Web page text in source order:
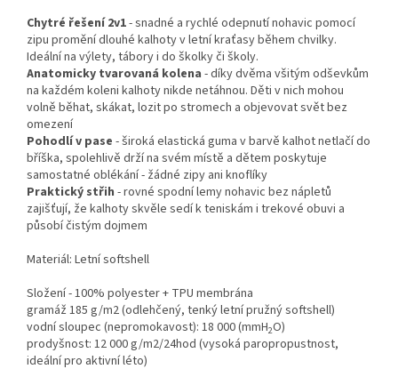
Chytré řešení 2v1- snadné a rychlé odepnutí nohavic pomocí
zipu promění dlouhé kalhoty v letní kraťasy během chvilky.
Ideální na výlety, tábory i do školky či školy.
Anatomicky tvarovaná kolena - díky dvěma všitým odševkům
na každém koleni kalhoty nikde netáhnou. Děti v nich mohou
volně běhat, skákat, lozit po stromech a objevovat svět bez
omezení
Pohodlí v pase - široká elastická guma v barvě kalhot netlačí do
bříška, spolehlivě drží na svém místě a dětem poskytuje
samostatné oblékání - žádné zipy ani knoflíky
Praktický střih - rovné spodní lemy nohavic bez nápletů
zajišťují, že kalhoty skvěle sedí k teniskám i trekové obuvi a
působí čistým dojmem
Materiál: Letní softshell
Složení - 100% polyester + TPU membrána
gramáž 185 g/m2 (odlehčený, tenký letní pružný softshell)
vodní sloupec (nepromokavost): 18 000 (mmH2O)
prodyšnost: 12 000 g/m2/24hod (vysoká paropropustnost,
ideální pro aktivní léto)